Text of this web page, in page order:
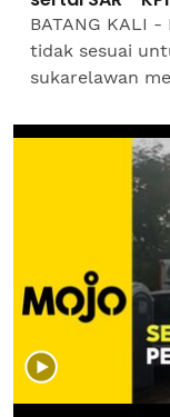
BATANG KALI
tidak sesuai
sukarelawan
Father's